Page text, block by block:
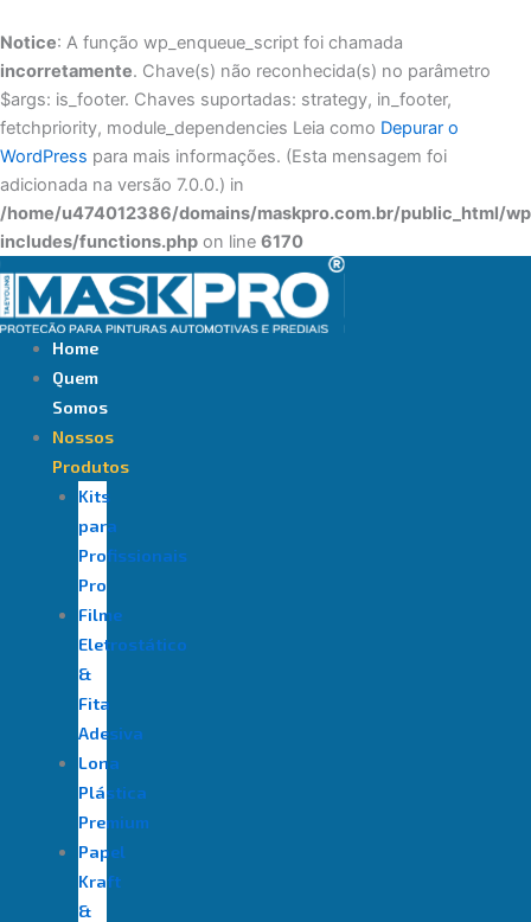
Notice: A função wp_enqueue_script foi chamada
incorretamente. Chave(s) não reconhecida(s) no parâmetro
$args: is_footer. Chaves suportadas: strategy, in_footer,
fetchpriority, module_dependencies Leia como Depurar o
WordPress para mais informações. (Esta mensagem foi
adicionada na versão 7.0.0.) in
/home/u474012386/domains/maskpro.com.br/public_html/
includes/functions.php on line 6170
para
o
conteúdo
Home
Quem
Somos
Nossos
Produtos
Kits
para
Profissionais
Pro
Filme
Eletrostático
&
Fita
Adesiva
⁠Lona
Plástica
Premium
Papel
Kraft
&